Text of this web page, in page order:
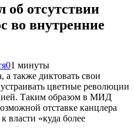
отсутствии
во внутренние
01 минуты
а также диктовать свои
цветные революции
Таким образом в МИД
отставке канцлера
«куда более